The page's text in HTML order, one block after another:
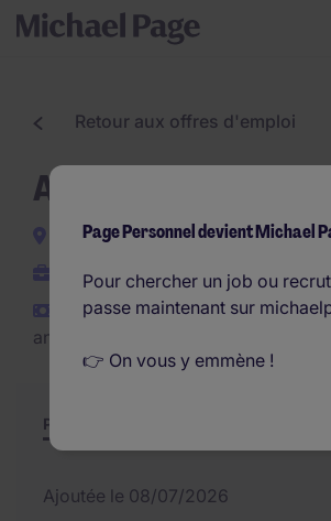
Retour aux offres d'emploi
Assistant Comptable
Toulouse
Interim
€24.000 - €26.000 par
an
Poste et missions
Ajoutée le 08/07/2026
Page Personnel devient Michael
Pour chercher un job ou
passe maintenant sur
👉 On vous y emmène !